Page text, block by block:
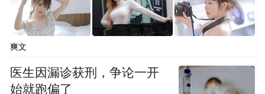
尔珠宝在全国31个省、市、自治区开设了
1500多家专营店，赛菲尔珠宝品牌正日益受
到市场亲睐，经济效益、社会效益与日俱
增。
爽文
医生因漏诊获刑，争论一开
始就跑偏了